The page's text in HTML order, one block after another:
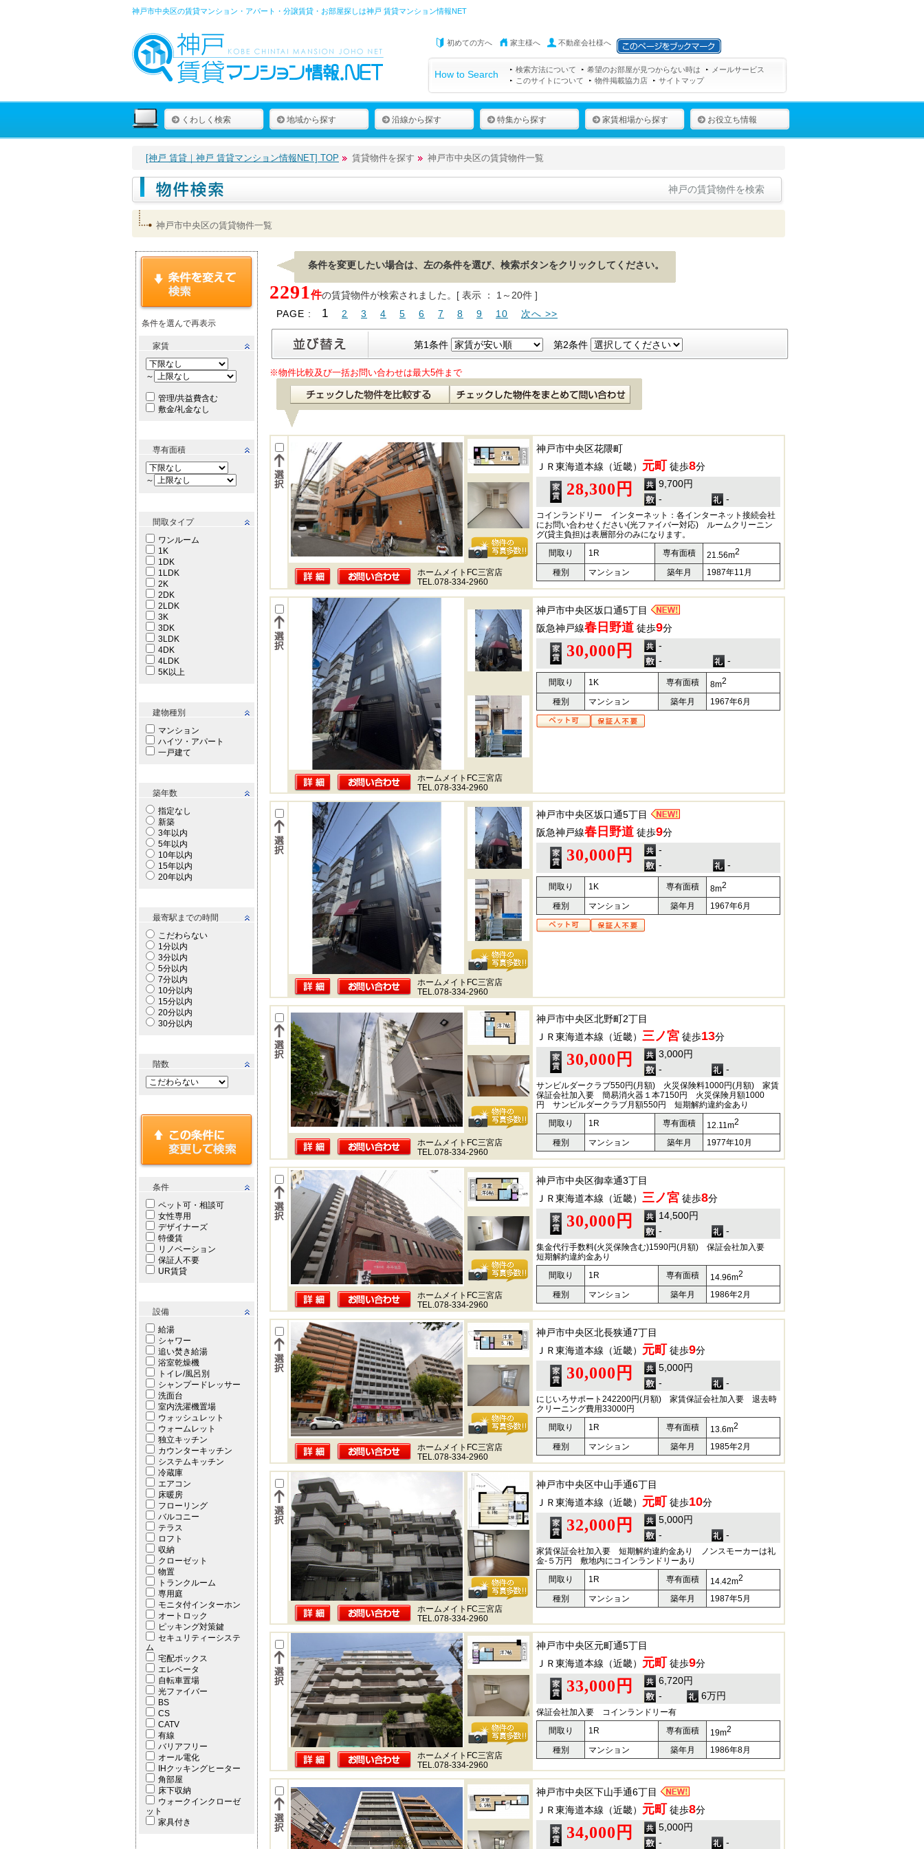
神戸市中央区の賃貸マンション・アパート・分譲賃貸・お部屋探しは神戸 賃貸マンション情報NET
初めての方へ 家主様へ 不動産会社様へ
How to Search 検索方法について 希望のお部屋が見つからない時は
メールサービス
このサイトについて
物件掲載協力店 サイトマップ
くわしく検索 地域から探す 沿線から探す 特集から探す 家賃相場から探す お役立ち情報
[神戸 賃貸｜神戸 賃貸マンション情報NET] TOP 賃貸物件を探す 神戸市中央区の賃貸物件一覧
神戸の賃貸物件を検索
神戸市中央区の賃貸物件一覧
条件を選んで再表示
家賃
～
管理/共益費含む
敷金/礼金なし
専有面積
～
間取タイプ
ワンルーム
1K
1DK
1LDK
2K
2DK
2LDK
3K
3DK
3LDK
4DK
4LDK
5K以上
建物種別
マンション
ハイツ・アパート
一戸建て
築年数
指定なし
新築
3年以内
5年以内
10年以内
15年以内
20年以内
最寄駅までの時間
こだわらない
1分以内
3分以内
5分以内
7分以内
10分以内
15分以内
20分以内
30分以内
階数
条件
ペット可・相談可
女性専用
デザイナーズ
特優賃
リノベーション
保証人不要
UR賃貸
設備
給湯
シャワー
追い焚き給湯
浴室乾燥機
トイレ/風呂別
シャンプードレッサー
洗面台
室内洗濯機置場
ウォッシュレット
ウォームレット
独立キッチン
カウンターキッチン
システムキッチン
冷蔵庫
エアコン
床暖房
フローリング
バルコニー
テラス
ロフト
収納
クローゼット
物置
トランクルーム
専用庭
モニタ付インターホン
オートロック
ピッキング対策鍵
セキュリティーシステ
ム
宅配ボックス
エレベータ
自転車置場
光ファイバー
BS
CS
CATV
有線
バリアフリー
オール電化
IHクッキングヒーター
角部屋
床下収納
ウォークインクローゼ
ット
家具付き
条件を変更したい場合は、左の条件を選び、検索ボタンをクリックしてください。
2291件の賃貸物件が検索されました。[ 表示 ： 1～20件 ]
PAGE :
1 2 3 4 5 6 7 8 9 10 次へ >>
第1条件 第2条件
※物件比較及び一括お問い合わせは最大5件まで
神戸市中央区花隈町
ＪＲ東海道本線（近畿） 元町 徒歩8分
28,300円
9,700円
-
-
コインランドリー インターネット：各インターネット接続会社
にお問い合わせください(光ファイバー対応) ルームクリーニン
グ(貸主負担)は表層部分のみになります。
間取り
1R 専有面積 21.56m2
種別 マンション 築年月 1987年11月
ホームメイトFC三宮店
TEL.078-334-2960
神戸市中央区坂口通5丁目
阪急神戸線春日野道 徒歩9分
30,000円
-
-
-
間取り 1K 専有面積 8m2
種別 マンション 築年月 1967年6月
ホームメイトFC三宮店
TEL.078-334-2960
神戸市中央区坂口通5丁目
阪急神戸線春日野道 徒歩9分
30,000円
-
-
-
間取り 1K 専有面積 8m2
種別 マンション 築年月 1967年6月
ホームメイトFC三宮店
TEL.078-334-2960
神戸市中央区北野町2丁目
ＪＲ東海道本線（近畿） 三ノ宮 徒歩13分
30,000円
3,000円
-
-
サンビルダークラブ550円(月額) 火災保険料1000円(月額) 家賃
保証会社加入要 簡易消火器１本7150円 火災保険月額1000
円 サンビルダークラブ月額550円 短期解約違約金あり
間取り
1R 専有面積 12.11m2
種別 マンション 築年月 1977年10月
ホームメイトFC三宮店
TEL.078-334-2960
神戸市中央区御幸通3丁目
ＪＲ東海道本線（近畿） 三ノ宮 徒歩8分
30,000円
14,500円
-
-
集金代行手数料(火災保険含む)1590円(月額) 保証会社加入要
短期解約違約金あり
間取り
1R 専有面積 14.96m2
種別 マンション 築年月 1986年2月
ホームメイトFC三宮店
TEL.078-334-2960
神戸市中央区北長狭通7丁目
ＪＲ東海道本線（近畿） 元町 徒歩9分
30,000円
5,000円
-
-
にじいろサポート242200円(月額) 家賃保証会社加入要 退去時
クリーニング費用33000円
間取り
1R 専有面積 13.6m2
種別 マンション 築年月 1985年2月
ホームメイトFC三宮店
TEL.078-334-2960
神戸市中央区中山手通6丁目
ＪＲ東海道本線（近畿） 元町 徒歩10分
32,000円
5,000円
-
-
家賃保証会社加入要 短期解約違約金あり ノンスモーカーは礼
金-５万円 敷地内にコインランドリーあり
間取り
1R 専有面積 14.42m2
種別 マンション 築年月
1987年5月
ホームメイトFC三宮店
TEL.078-334-2960
神戸市中央区元町通5丁目
ＪＲ東海道本線（近畿） 元町 徒歩9分
33,000円
6,720円
-
6万円
保証会社加入要 コインランドリー有
間取り
1R 専有面積 19m2
種別 マンション 築年月 1986年8月
ホームメイトFC三宮店
TEL.078-334-2960
神戸市中央区下山手通6丁目
ＪＲ東海道本線（近畿） 元町 徒歩8分
34,000円
5,000円
-
-